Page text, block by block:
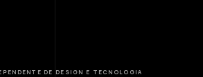
DE DESIGN E TECNOLOGIA